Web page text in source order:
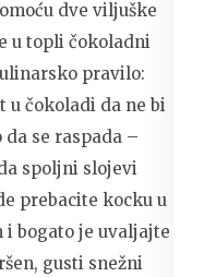
dve viljuške
u topli čokoladni
pravilo:
u čokoladi da ne bi
se raspada –
spoljni slojevi
prebacite kocku u
i bogato je uvaljajte
gusti snežni